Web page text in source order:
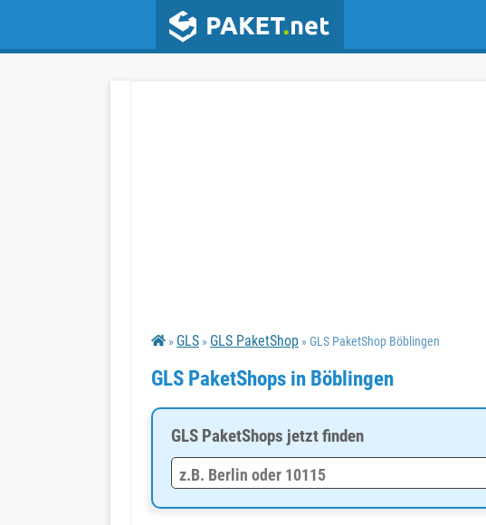
» GLS » GLS PaketShop » GLS PaketShop Böblingen
GLS PaketShops in Böblingen
GLS PaketShops jetzt finden